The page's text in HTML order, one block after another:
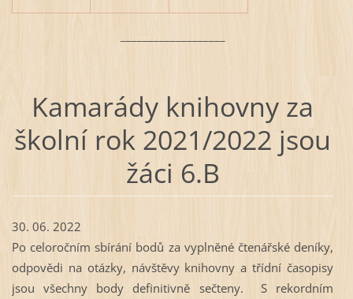
Kamarády knihovny za
školní rok 2021/2022 jsou
žáci 6.B
30. 06. 2022
Po celoročním sbírání bodů za vyplněné čtenářské deníky,
odpovědi na otázky, návštěvy knihovny a třídní časopisy
jsou všechny body definitivně sečteny. S rekordním